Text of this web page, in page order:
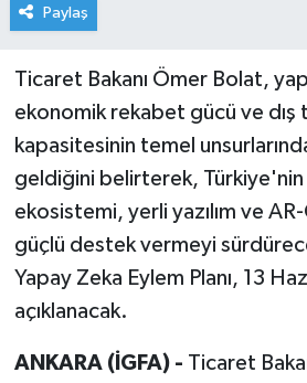
Paylaş
Ticaret Bakanı Ömer Bolat,
ekonomik rekabet gücü ve dış
kapasitesinin temel
geldiğini belirterek, Türkiye'nin
ekosistemi, yerli yazılım ve AR-
güçlü destek vermeyi
Yapay Zeka Eylem Planı, 13
açıklanacak.
ANKARA (İGFA) - Ticaret